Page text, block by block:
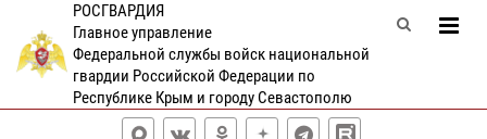
РОСГВАРДИЯ
Главное управление
Федеральной службы войск национальной
гвардии Российской Федерации по
Республике Крым и городу Севастополю